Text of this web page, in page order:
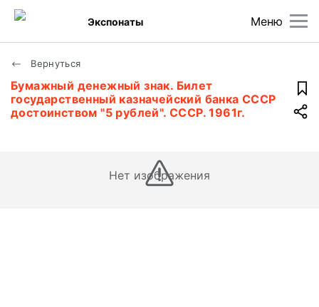
Меню
Экспонаты
Вернуться
Бумажный денежный знак. Билет
государственный казначейский банка СССР
достоинством "5 рублей". СССР. 1961г.
Нет изображения